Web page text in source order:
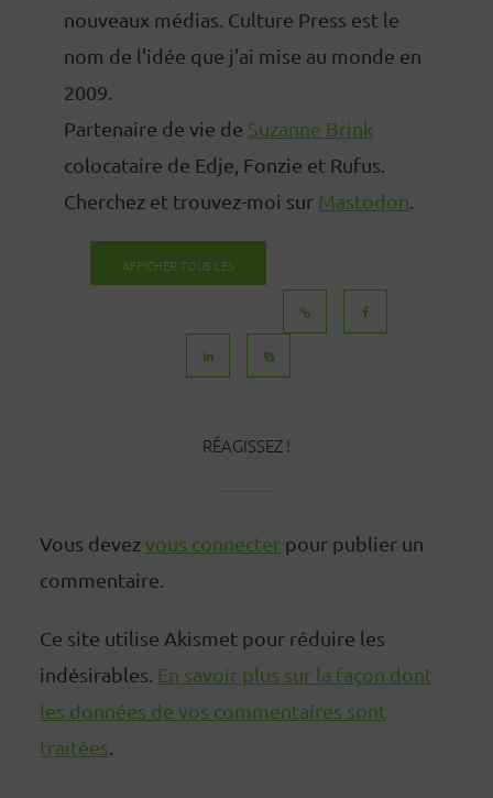
nouveaux médias. Culture Press est le
nom de l'idée que j'ai mise au monde en
2009.
Partenaire de vie de Suzanne Brink
colocataire de Edje, Fonzie et Rufus.
Cherchez et trouvez-moi sur Mastodon
AFFICHER TOUS LES
RÉAGISSEZ !
Vous devezvous connecterpour publier un
commentaire.
Ce site utilise Akismet pour réduire les
indésirables. En savoir plus sur la façon dont
les données de vos commentaires sont
traitées